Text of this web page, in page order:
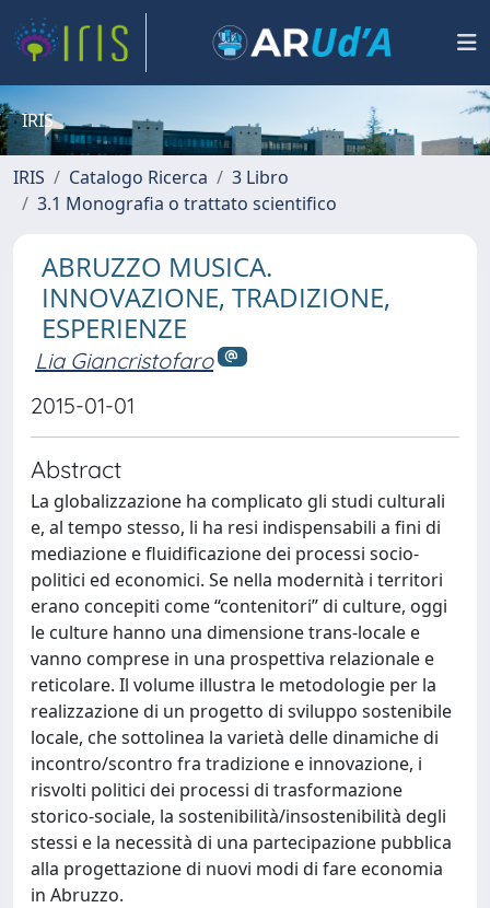
IRIS
IRIS Catalogo Ricerca
3 Libro
3.1 Monografia o trattato scientifico
ABRUZZO MUSICA.
INNOVAZIONE, TRADIZIONE,
ESPERIENZE
Lia Giancristofaro
2015-01-01
Abstract
La globalizzazione ha complicato gli studi culturali
e, al tempo stesso, li ha resi indispensabili a fini di
mediazione e fluidificazione dei processi socio-
politici ed economici. Se nella modernità i territori
erano concepiti come “contenitori” di culture, oggi
le culture hanno una dimensione trans-locale e
vanno comprese in una prospettiva relazionale e
reticolare. Il volume illustra le metodologie per la
realizzazione di un progetto di sviluppo sostenibile
locale, che sottolinea la varietà delle dinamiche di
incontro/scontro fra tradizione e innovazione, i
risvolti politici dei processi di trasformazione
storico-sociale, la sostenibilità/insostenibilità degli
stessi e la necessità di una partecipazione pubblica
alla progettazione di nuovi modi di fare economia
in Abruzzo.